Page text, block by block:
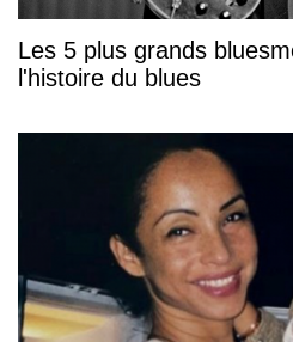
Les 5 plus grands
l'histoire du blues